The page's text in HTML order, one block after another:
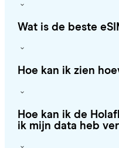
Wat is de beste
Hoe kan ik zien
Hoe kan ik de
ik mijn data heb